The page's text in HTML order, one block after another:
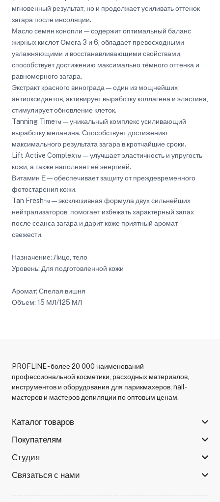
мгновенный результат, но и продолжает усиливать оттенок
загара после инсоляции.
Масло семян конопли — содержит оптимальный баланс
жирных кислот Омега 3 и 6, обладает превосходными
увлажняющими и восстанавливающими свойствами,
способствует достижению максимально тёмного оттенка и
равномерного загара.
Экстракт красного винограда — один из мощнейших
антиоксидантов, активирует выработку коллагена и эластина,
стимулирует обновление клеток.
Tanning Time™ — уникальный комплекс усиливающий
выработку меланина. Способствует достижению
максимального результата загара в кротчайшие сроки.
Lift Active Complex™ — улучшает эластичность и упругость
кожи, а также наполняет её энергией.
Витамин Е — обеспечивает защиту от преждевременного
фотостарения кожи.
Tan Fresh™ — эксклюзивная формула двух сильнейших
нейтрализаторов, помогает избежать характерный запах
после сеанса загара и дарит коже приятный аромат
свежести.
Назначение: Лицо, тело
Уровень: Для подготовленной кожи
Аромат: Спелая вишня
Объем: 15 МЛ/125 МЛ
PROFLINE - более 20 000 наименований
профессиональной косметики, расходных материалов,
инструментов и оборудования для парикмахеров, nail-
мастеров и мастеров депиляции по оптовым ценам.
Каталог товаров
Покупателям
Студия
Связаться с нами